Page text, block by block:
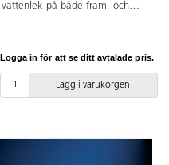
vattenlek på både fram- och
3 år. Ämnad för utomhusbruk.
Logga in för att se ditt avtalade pris.
Lägg i varukorgen